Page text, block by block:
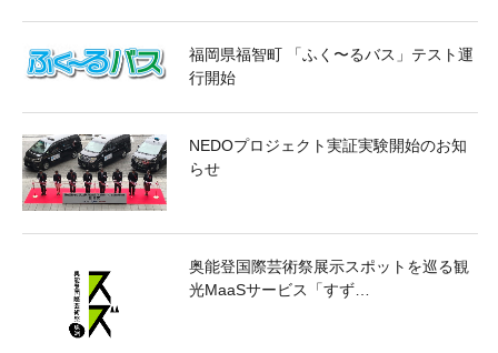
福岡県福智町 「ふく〜るバス」テスト運
行開始
NEDOプロジェクト実証実験開始のお知
らせ
奥能登国際芸術祭展示スポットを巡る観
光MaaSサービス「すず…